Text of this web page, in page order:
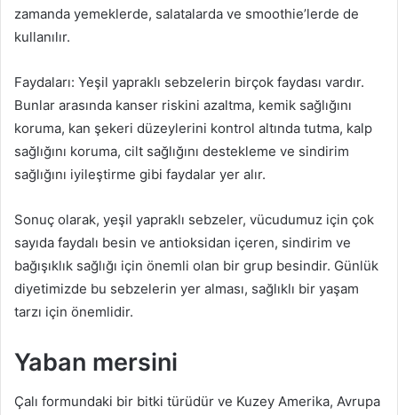
zamanda yemeklerde, salatalarda ve smoothie’lerde de
kullanılır.
Faydaları: Yeşil yapraklı sebzelerin birçok faydası vardır.
Bunlar arasında kanser riskini azaltma, kemik sağlığını
koruma, kan şekeri düzeylerini kontrol altında tutma, kalp
sağlığını koruma, cilt sağlığını destekleme ve sindirim
sağlığını iyileştirme gibi faydalar yer alır.
Sonuç olarak, yeşil yapraklı sebzeler, vücudumuz için çok
sayıda faydalı besin ve antioksidan içeren, sindirim ve
bağışıklık sağlığı için önemli olan bir grup besindir. Günlük
diyetimizde bu sebzelerin yer alması, sağlıklı bir yaşam
tarzı için önemlidir.
Yaban mersini
Çalı formundaki bir bitki türüdür ve Kuzey Amerika, Avrupa